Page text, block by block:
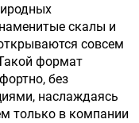
скалы и
совсем
формат
без
наслаждаясь
только в компании